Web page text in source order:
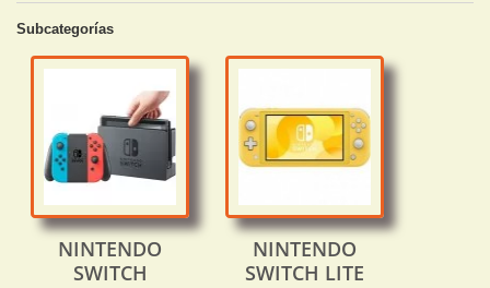
Subcategorías
NINTENDO
SWITCH
NINTENDO
SWITCH LITE